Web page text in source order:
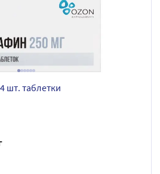
шт. таблетки